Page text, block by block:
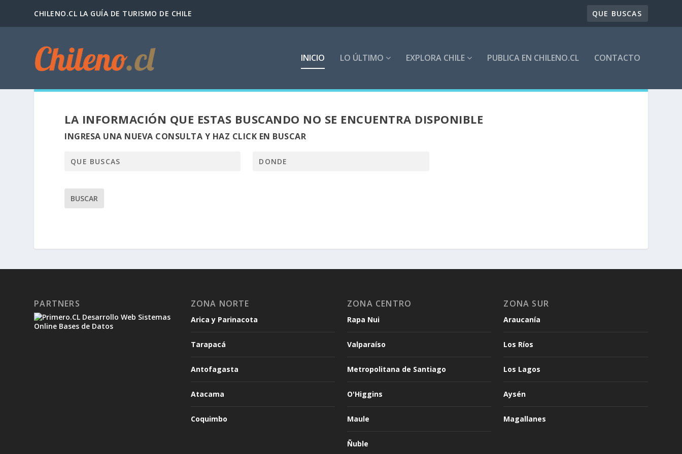
CHILENO.CL LA GUÍA DE TURISMO DE CHILE
INICIO LO ÚLTIMO EXPLORA CHILE PUBLICA EN CHILENO.CL CONTACTO
LA INFORMACIÓN QUE ESTAS BUSCANDO NO SE ENCUENTRA DISPONIBLE
INGRESA UNA NUEVA CONSULTA Y HAZ CLICK EN BUSCAR
PARTNERS ZONA NORTE
Arica y Parinacota
Tarapacá
Antofagasta
Atacama
Coquimbo
ZONA CENTRO
Rapa Nui
Valparaíso
Metropolitana de Santiago
O'Higgins
Maule
Ñuble
ZONA SUR
Araucanía
Los Ríos
Los Lagos
Aysén
Magallanes